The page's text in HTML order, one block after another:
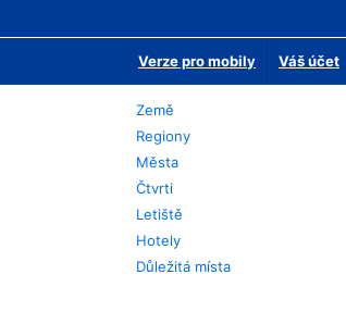
Verze pro mobily Váš účet
Země
Regiony
Města
Čtvrti
Letiště
Hotely
Důležitá místa